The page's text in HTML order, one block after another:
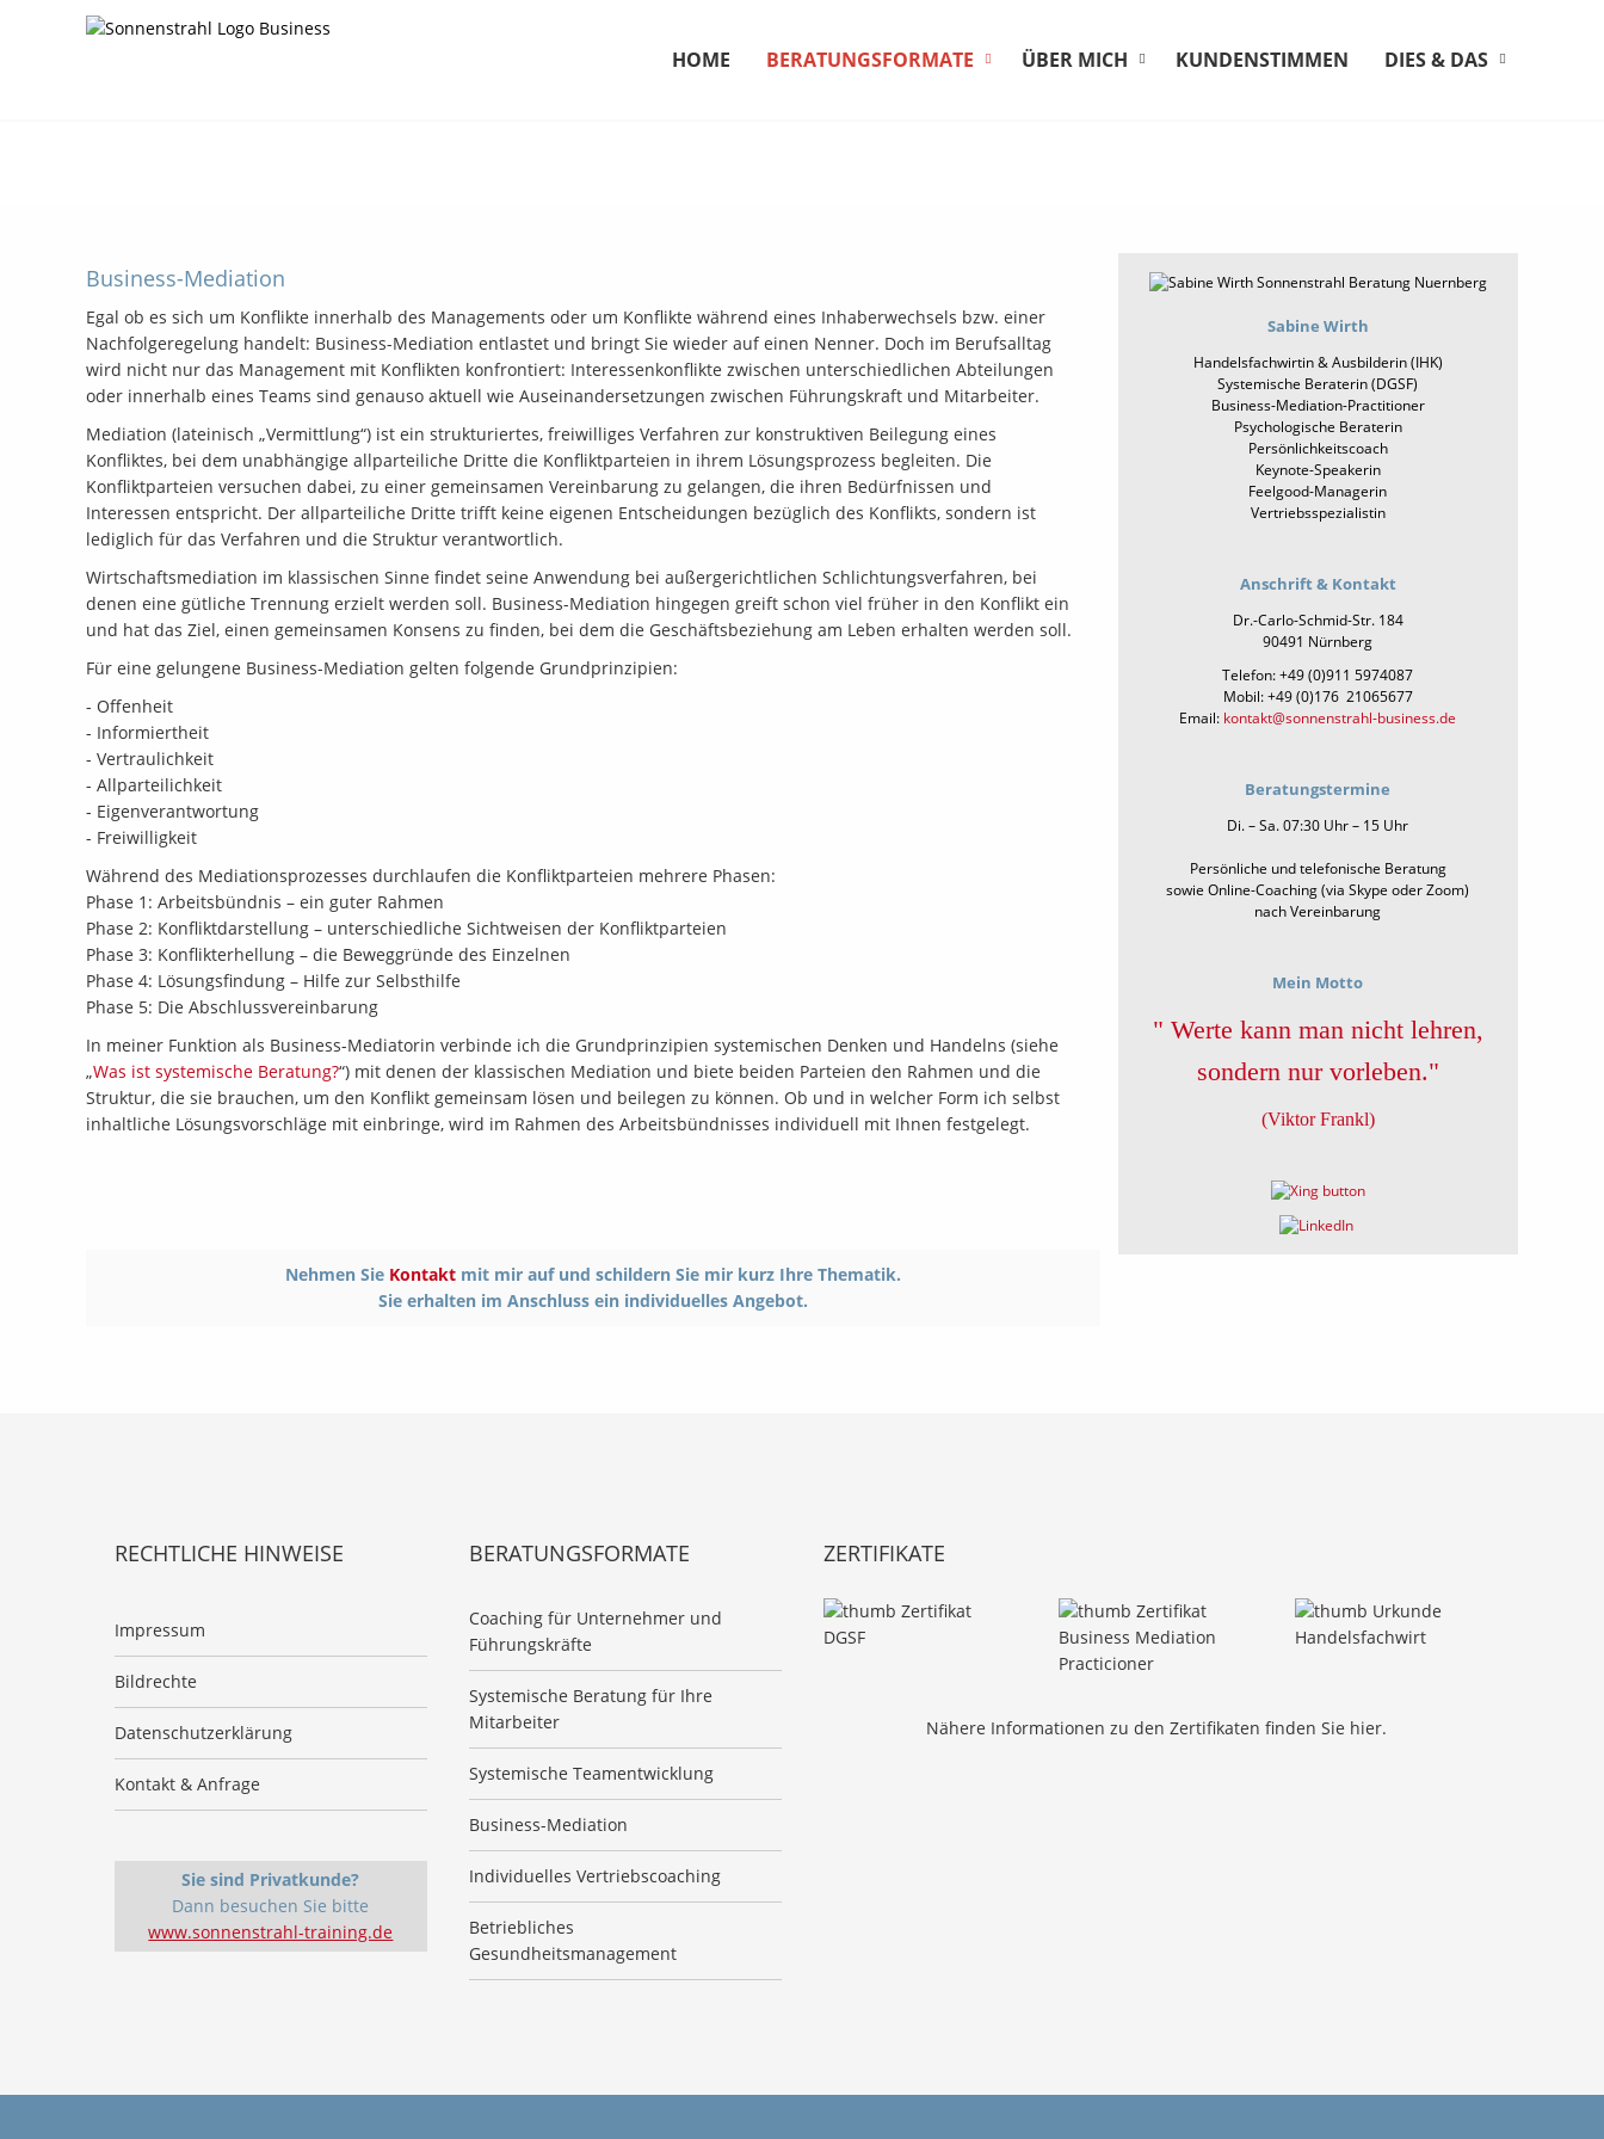
HOME BERATUNGSFORMATE ÜBER MICH KUNDENSTIMMEN DIES & DAS
Business-Mediation
Egal ob es sich um Konflikte innerhalb des Managements oder um Konflikte während eines Inhaberwechsels bzw. einer
Nachfolgeregelung handelt: Business-Mediation entlastet und bringt Sie wieder auf einen Nenner. Doch im Berufsalltag
wird nicht nur das Management mit Konflikten konfrontiert: Interessenkonflikte zwischen unterschiedlichen Abteilungen
oder innerhalb eines Teams sind genauso aktuell wie Auseinandersetzungen zwischen Führungskraft und Mitarbeiter.
Mediation (lateinisch „Vermittlung“) ist ein strukturiertes, freiwilliges Verfahren zur konstruktiven Beilegung eines
Konfliktes, bei dem unabhängige allparteiliche Dritte die Konfliktparteien in ihrem Lösungsprozess begleiten. Die
Konfliktparteien versuchen dabei, zu einer gemeinsamen Vereinbarung zu gelangen, die ihren Bedürfnissen und
Interessen entspricht. Der allparteiliche Dritte trifft keine eigenen Entscheidungen bezüglich des Konflikts, sondern ist
lediglich für das Verfahren und die Struktur verantwortlich.
Wirtschaftsmediation im klassischen Sinne findet seine Anwendung bei außergerichtlichen Schlichtungsverfahren, bei
denen eine gütliche Trennung erzielt werden soll. Business-Mediation hingegen greift schon viel früher in den Konflikt ein
und hat das Ziel, einen gemeinsamen Konsens zu finden, bei dem die Geschäftsbeziehung am Leben erhalten werden soll.
Für eine gelungene Business-Mediation gelten folgende Grundprinzipien:
- Offenheit
- Informiertheit
- Vertraulichkeit
- Allparteilichkeit
- Eigenverantwortung
- Freiwilligkeit
Während des Mediationsprozesses durchlaufen die Konfliktparteien mehrere Phasen:
Phase 1: Arbeitsbündnis – ein guter Rahmen
Phase 2: Konfliktdarstellung – unterschiedliche Sichtweisen der Konfliktparteien
Phase 3: Konflikterhellung – die Beweggründe des Einzelnen
Phase 4: Lösungsfindung – Hilfe zur Selbsthilfe
Phase 5: Die Abschlussvereinbarung
In meiner Funktion als Business-Mediatorin verbinde ich die Grundprinzipien systemischen Denken und Handelns (siehe
„Was ist systemische Beratung?“) mit denen der klassischen Mediation und biete beiden Parteien den Rahmen und die
Struktur, die sie brauchen, um den Konflikt gemeinsam lösen und beilegen zu können. Ob und in welcher Form ich selbst
inhaltliche Lösungsvorschläge mit einbringe, wird im Rahmen des Arbeitsbündnisses individuell mit Ihnen festgelegt.
Nehmen Sie Kontaktmit mir auf und schildern Sie mir kurz Ihre Thematik.
Sie erhalten im Anschluss ein individuelles Angebot.
Sabine Wirth
Handelsfachwirtin & Ausbilderin (IHK)
Systemische Beraterin (DGSF)
Business-Mediation-Practitioner
Psychologische Beraterin
Persönlichkeitscoach
Keynote-Speakerin
Feelgood-Managerin
Vertriebsspezialistin
Anschrift & Kontakt
Dr.-Carlo-Schmid-Str. 184
90491 Nürnberg
Telefon: +49 (0)911 5974087
Mobil: +49 (0)176 21065677
Email: kontakt@sonnenstrahl-business.de
Beratungstermine
Di. – Sa. 07:30 Uhr – 15 Uhr
Persönliche und telefonische Beratung
sowie Online-Coaching (via Skype oder Zoom)
nach Vereinbarung
Mein Motto
" Werte kann man nicht lehren,
sondern nur vorleben."
(Viktor Frankl)
RECHTLICHE HINWEISE
Impressum
Bildrechte
Datenschutzerklärung
Kontakt & Anfrage
Sie sind Privatkunde?
Dann besuchen Sie bitte
www.sonnenstrahl-training.de
BERATUNGSFORMATE
Coaching für Unternehmer und
Führungskräfte
Systemische Beratung für Ihre
Mitarbeiter
Systemische Teamentwicklung
Business-Mediation
Individuelles Vertriebscoaching
Betriebliches
Gesundheitsmanagement
ZERTIFIKATE
Nähere Informationen zu den Zertifikaten finden Sie hier.